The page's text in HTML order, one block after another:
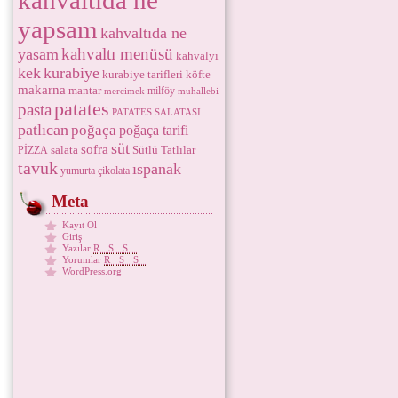
yapsam kahvaltıda ne
yasamkahvaltı menüsü kahvalyı
kekkurabiye kurabiye tarifleri köfte
makarna mantar mercimek milföy muhallebi
pastapatates PATATES SALATASI
patlıcanpoğaça poğaça tarifi
PİZZA salata sofra süt Sütlü Tatlılar
tavuk yumurta çikolata ıspanak
Meta
Kayıt Ol
Giriş
Yazılar RSS
Yorumlar RSS
WordPress.org